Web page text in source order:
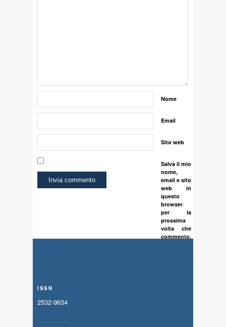
Nome
Email
Sito web
Salva il mio
nome,
email e sito
web in
questo
browser
per la
prossima
volta che
commento.
ISSN
2532-9634